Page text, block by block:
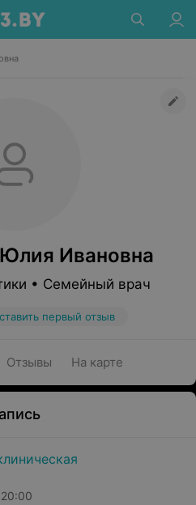
Ивановна
• Семейный врач
первый отзыв
Отзывы На карте